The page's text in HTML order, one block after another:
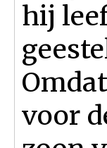
hij
voor